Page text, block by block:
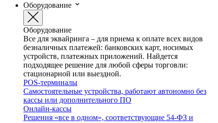
Оборудование
Оборудование
Все для эквайринга – для приема к оплате всех видов
безналичных платежей: банковских карт, носимых
устройств, платежных приложений. Найдется
подходящее решение для любой сферы торговли:
стационарной или выездной.
POS-терминалы
Самостоятельные устройства, работают автономно без
кассы или дополнительного ПО
Онлайн-кассы
Решения «все в одном», соответствующие 54-ФЗ и